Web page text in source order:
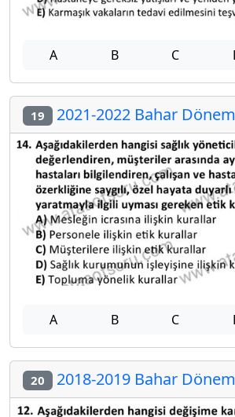
A B C
19 2021-2022 Bahar Dönemi
A B C
20 2018-2019 Bahar Dönemi